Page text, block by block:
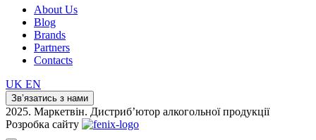
About Us
Blog
Brands
Partners
Contacts
UK EN
Зв’язатись з нами
2025. Маркетвін. Дистриб’ютор алкогольної продукції
Розробка сайту